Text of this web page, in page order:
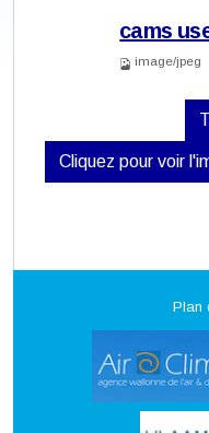
cams
image/jpeg
Cliquez pour voir
Plan